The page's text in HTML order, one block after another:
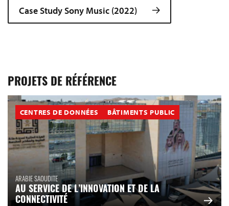
Case Study Sony Music (2022)
PROJETS DE RÉFÉRENCE
CENTRES DE DONNÉES BÂTIMENTS PUBLIC
ARABIE SAOUDITE
AU SERVICE DE L’INNOVATION ET DE LA
CONNECTIVITÉ